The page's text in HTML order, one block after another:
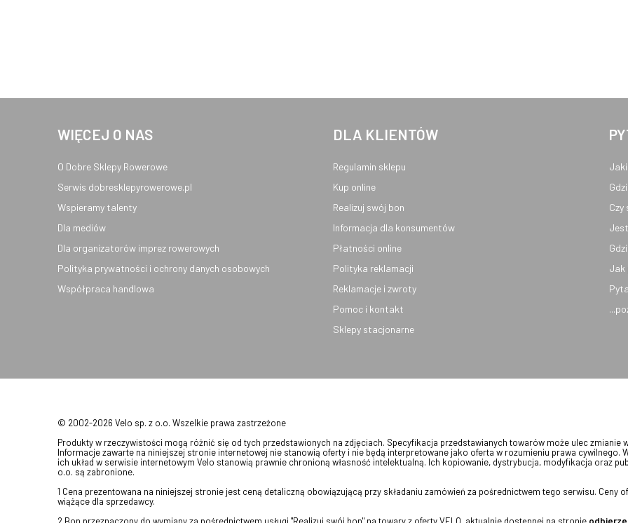
WIĘCEJ O NAS
O Dobre Sklepy Rowerowe
Serwis dobresklepyrowerowe.pl
Wspieramy talenty
Dla mediów
Dla organizatorów imprez rowerowych
Polityka prywatności i ochrony danych osobowych
Współpraca handlowa
DLA KLIENTÓW
Regulamin sklepu
Kup online
Realizuj swój bon
Informacja dla konsumentów
Płatności online
Polityka reklamacji
Reklamacje i zwroty
Pomoc i kontakt
Sklepy stacjonarne
Czy
Jak
© 2002-2026 Velo sp. z o.o. Wszelkie prawa zastrzeżone
Produkty w rzeczywistości mogą różnić się od tych przedstawionych na zdjęciach. Specyfikacja przedstawianych towarów może ulec
Informacje zawarte na niniejszej stronie internetowej nie stanowią oferty i nie będą interpretowane jako oferta w rozumieniu prawa cywilnego.
ich układ w serwisie internetowym Velo stanowią prawnie chronioną własność intelektualną. Ich kopiowanie, dystrybucja, modyfikacja oraz
o.o. są zabronione.
1 Cena prezentowana na niniejszej stronie jest ceną detaliczną obowiązującą przy składaniu zamówień za pośrednictwem tego serwisu. Ceny
wiążące dla sprzedawcy.